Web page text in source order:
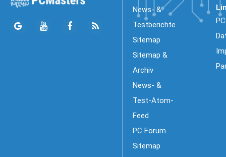
News- &
Testberichte
Sitemap
Sitemap &
Archiv
News- &
Test-Atom-
Feed
PC Forum
Sitemap